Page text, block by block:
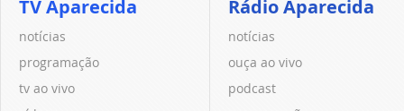
TV Aparecida
notícias
programação
tv ao vivo
Rádio Aparecida
notícias
ouça ao vivo
podcast